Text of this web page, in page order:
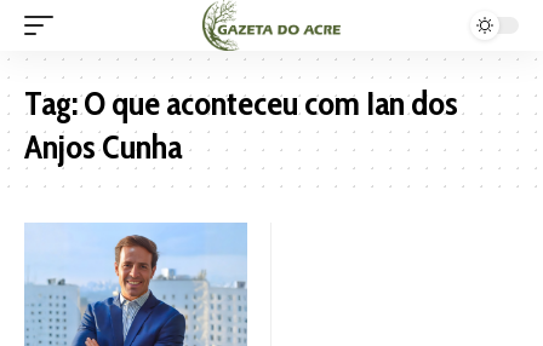
Tag:O que aconteceu com Ian dos
Anjos Cunha